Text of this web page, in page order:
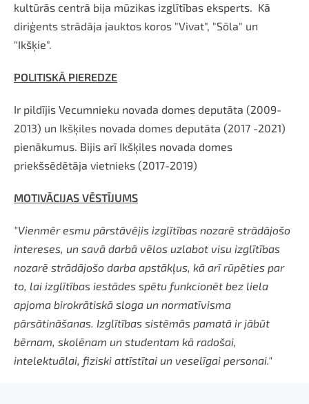
kultūrās centrā bija mūzikas izglītības eksperts. Kā
diriģents strādāja jauktos koros "Vivat", "Sōla" un
"Ikšķie".
POLITISKĀ PIEREDZE
Ir pildījis Vecumnieku novada domes deputāta (2009-
2013) un Ikšķiles novada domes deputāta (2017 -2021)
pienākumus. Bijis arī Ikšķiles novada domes
priekšsēdētāja vietnieks (2017-2019)
MOTIVĀCIJAS VĒSTĪJUMS
"Vienmēr esmu pārstāvējis izglītības nozarē strādājošo
intereses, un savā darbā vēlos uzlabot visu izglītības
nozarē strādājošo darba apstākļus, kā arī rūpēties par
to, lai izglītības iestādes spētu funkcionēt bez liela
apjoma birokrātiskā sloga un normatīvisma
pārsātināšanas. Izglītības sistēmās pamatā ir jābūt
bērnam, skolēnam un studentam kā radošai,
intelektuālai, fiziski attīstītai un veselīgai personai."